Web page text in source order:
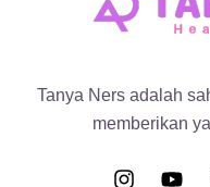
Tanya Ners adalah
memberikan